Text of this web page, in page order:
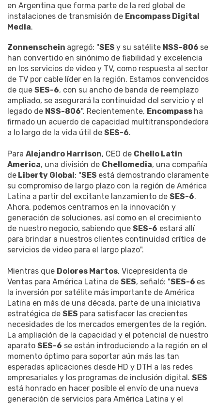
en Argentina que forma parte de la red global de
instalaciones de transmisión de Encompass Digital
Media.
Zonnenschein agregó: "SES y su satélite NSS-806 se
han convertido en sinónimo de fiabilidad y excelencia
en los servicios de video y TV, como respuesta al sector
de TV por cable líder en la región. Estamos convencidos
de que SES-6, con su ancho de banda de reemplazo
ampliado, se asegurará la continuidad del servicio y el
legado de NSS-806". Recientemente, Encompass ha
firmado un acuerdo de capacidad multitranspondedora
a lo largo de la vida útil de SES-6.
Para Alejandro Harrison, CEO de Chello Latin
America, una división de Chellomedia, una compañía
de Liberty Global: "SES está demostrando claramente
su compromiso de largo plazo con la región de América
Latina a partir del excitante lanzamiento de SES-6.
Ahora, podemos centrarnos en la innovación y
generación de soluciones, así como en el crecimiento
de nuestro negocio, sabiendo que SES-6 estará allí
para brindar a nuestros clientes continuidad crítica de
servicios de video para el largo plazo".
Mientras que Dolores Martos, Vicepresidenta de
Ventas para América Latina de SES, señaló: "SES-6 es
la inversión por satélite más importante de América
Latina en más de una década, parte de una iniciativa
estratégica de SES para satisfacer las crecientes
necesidades de los mercados emergentes de la región.
La ampliación de la capacidad y el potencial de nuestro
aparato SES-6 se están introduciendo a la región en el
momento óptimo para soportar aún más las tan
esperadas aplicaciones desde HD y DTH a las redes
empresariales y los programas de inclusión digital. SES
está honrado en hacer posible el envío de una nueva
generación de servicios para América Latina y el